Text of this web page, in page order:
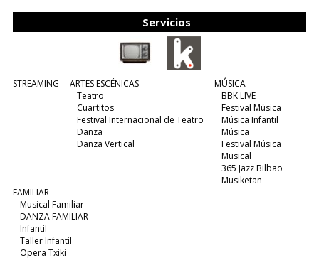
Servicios
STREAMING
ARTES ESCÉNICAS
Teatro
Cuartitos
Festival Internacional de Teatro
Danza
Danza Vertical
MÚSICA
BBK LIVE
Festival Música
Música Infantil
Música
Festival Música
Musical
365 Jazz Bilbao
Musiketan
FAMILIAR
Musical Familiar
DANZA FAMILIAR
Infantil
Taller Infantil
Opera Txiki